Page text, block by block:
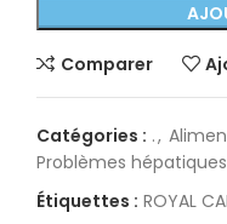
Comparer
Catégories : .,
Problèmes hépatiques
Étiquettes : ROYAL